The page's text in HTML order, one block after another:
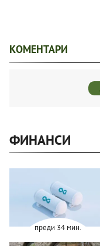
КОМЕНТАРИ
ФИНАНСИ
преди 34 мин.